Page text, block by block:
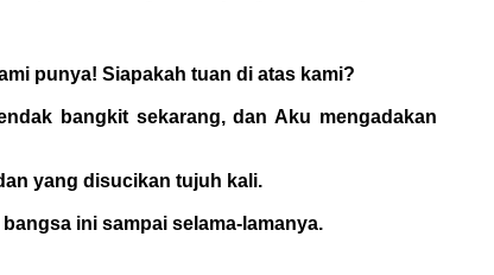
punya! Siapakah tuan di atas kami?
bangkit sekarang, dan Aku mengadakan
yang disucikan tujuh kali.
ini sampai selama-lamanya.